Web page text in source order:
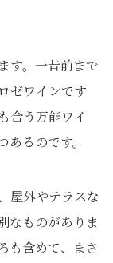
す。一昔前まで
ゼワインです
合う万能ワイ
るのです。
屋外やテラスな
なものがありま
も含めて、まさ